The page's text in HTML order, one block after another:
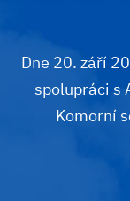
Dne 20. září
spolupráci s
Komorní